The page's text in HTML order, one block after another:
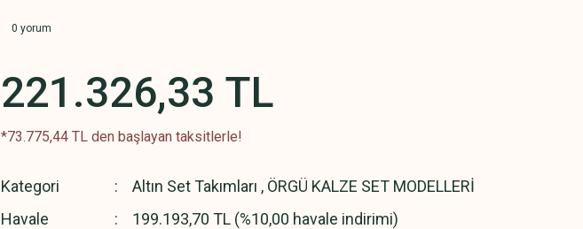
0 yorum
221.326,33 TL
*73.775,44 TL den başlayan taksitlerle!
Kategori Altın Set Takımları , ÖRGÜ KALZE SET MODELLERİ
Havale
199.193,70 TL (%10,00 havale indirimi)